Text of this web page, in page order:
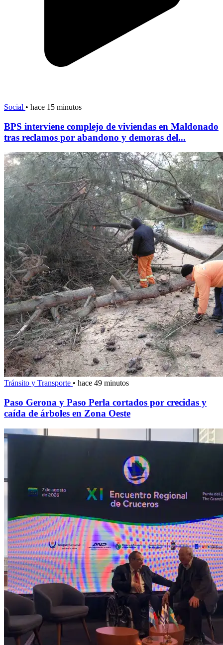
Social • hace 15 minutos
BPS interviene complejo de viviendas en Maldonado
tras reclamos por abandono y demoras del...
Tránsito y Transporte • hace 49 minutos
Paso Gerona y Paso Perla cortados por crecidas y
caída de árboles en Zona Oeste